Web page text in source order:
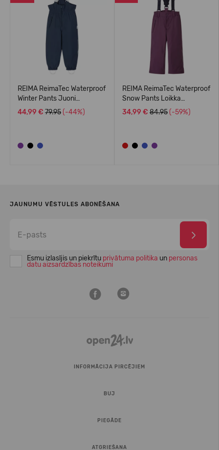
REIMA ReimaTec Waterproof
Winter Pants Juoni
5100113A
44,99 € 79.95 (-44%)
REIMA ReimaTec Waterproof
Snow Pants Loikka
5100114A
34,99 € 84.95 (-59%)
JAUNUMU VĒSTULES ABONĒŠANA
Esmu izlasījis un piekrītu privātuma politika un personas
datu aizsardzības noteikumi
INFORMĀCIJA PIRCĒJIEM
BUJ
PIEGĀDE
ATGRIEŠANA